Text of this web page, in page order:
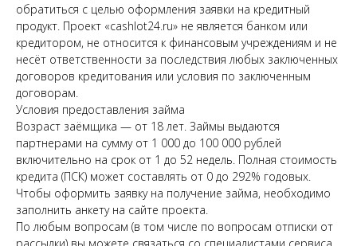
обратиться с целью оформления заявки на кредитный
продукт. Проект «cashlot24.ru» не является банком или
кредитором, не относится к финансовым учреждениям и не
несёт ответственности за последствия любых заключенных
договоров кредитования или условия по заключенным
договорам.
Условия предоставления займа
Возраст заёмщика — от 18 лет. Займы выдаются
партнерами на сумму от 1 000 до 100 000 рублей
включительно на срок от 1 до 52 недель. Полная стоимость
кредита (ПСК) может составлять от 0 до 292% годовых.
Чтобы оформить заявку на получение займа, необходимо
заполнить анкету на сайте проекта.
По любым вопросам (в том числе по вопросам отписки от